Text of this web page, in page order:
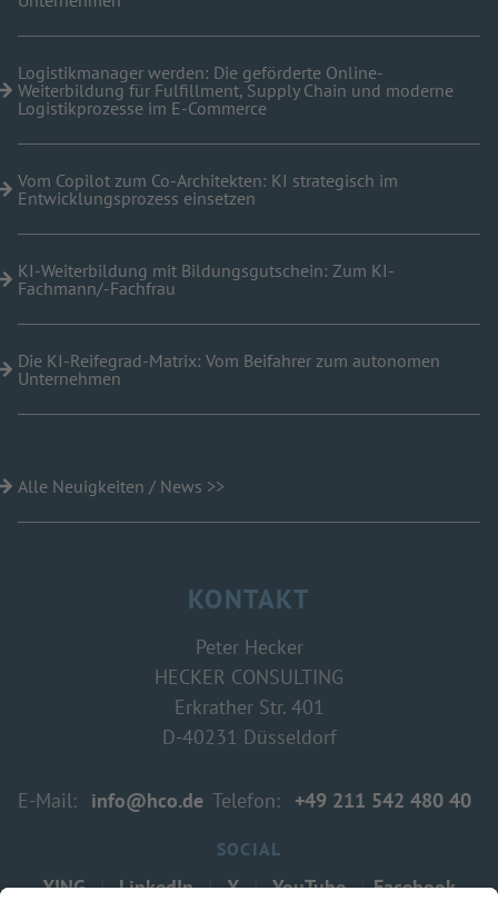
Logistikmanager werden: Die geförderte Online-
Weiterbildung für Fulfillment, Supply Chain und moderne
Logistikprozesse im E-Commerce
Vom Copilot zum Co-Architekten: KI strategisch im
Entwicklungsprozess einsetzen
KI-Weiterbildung mit Bildungsgutschein: Zum KI-
Fachmann/-Fachfrau
Die KI-Reifegrad-Matrix: Vom Beifahrer zum autonomen
Unternehmen
Alle Neuigkeiten / News >>
KONTAKT
Peter Hecker
HECKER CONSULTING
Erkrather Str. 401
D-40231 Düsseldorf
E-Mail: info@hco.de Telefon: +49 211 542 480 40
SOCIAL
XING | LinkedIn | X | YouTube | Facebook